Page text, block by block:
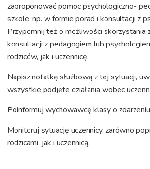
zaproponować pomoc psychologiczno-
szkole, np. w formie porad i konsultacji z
Przypomnij też o możliwości skorzystania
konsultacji z pedagogiem lub
rodziców, jak i uczennicę.
Napisz notatkę służbową z tej sytuacji,
wszystkie podjęte działania wobec
Poinformuj wychowawcę klasy o
Monitoruj sytuację uczennicy, zarówno
rodzicami, jak i uczennicą.